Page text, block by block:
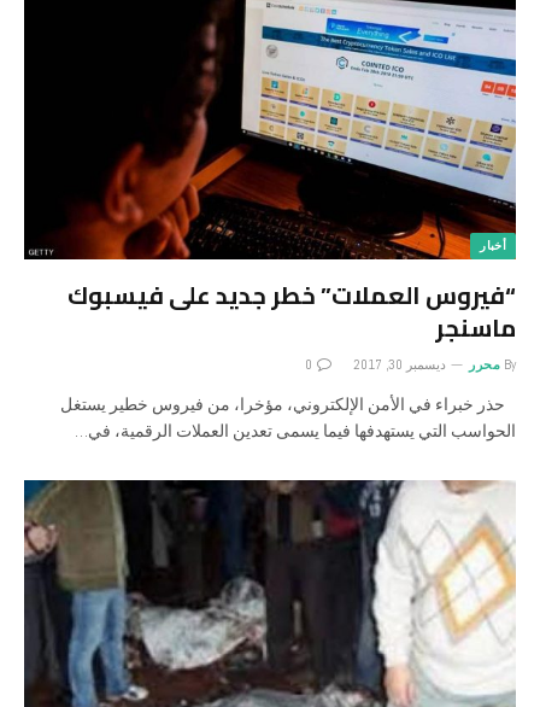
أخبار
“فيروس العملات” خطر جديد على فيسبوك
ماسنجر
By محرر ديسمبر 30, 2017 0
حذر خبراء في الأمن الإلكتروني، مؤخرا، من فيروس خطير يستغل
الحواسب التي يستهدفها فيما يسمى تعدين العملات الرقمية، في…